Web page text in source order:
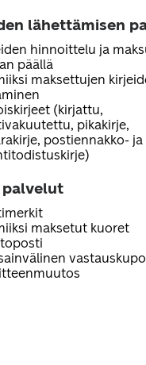
lähettämisen
hinnoittelu ja
päällä
maksettujen
(kirjattu,
pikakirje,
postiennakko- ja
maksetut kuoret